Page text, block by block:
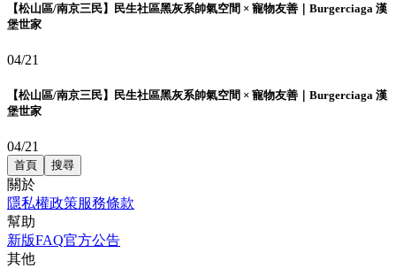
【松山區/南京三民】民生社區黑灰系帥氣空間 × 寵物友善｜Burgerciaga 漢
堡世家
04/21
【松山區/南京三民】民生社區黑灰系帥氣空間 × 寵物友善｜Burgerciaga 漢
堡世家
04/21
首頁 搜尋
關於
隱私權政策服務條款
幫助
新版FAQ官方公告
其他